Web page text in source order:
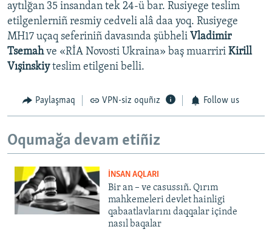
aytılğan 35 insandan tek 24-ü bar. Rusiyege teslim
etilgenlerniñ resmiy cedveli alâ daa yoq. Rusiyege
MH17 uçaq seferiniñ davasında şübheli Vladimir
Tsemahve «RİA Novosti Ukraina» baş muarriri Kirill
Vışinskiyteslim etilgeni belli.
Paylaşmaq VPN-siz oquñız Follow us
Oqumağa devam etiñiz
İNSAN AQLARI
Bir an – ve casussıñ. Qırım
mahkemeleri devlet hainligi
qabaatlavlarını daqqalar içinde
nasıl baqalar